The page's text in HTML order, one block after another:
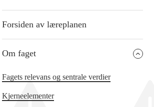
Forsiden av læreplanen
Om faget
Fagets relevans og sentrale verdier
Kjerneelementer